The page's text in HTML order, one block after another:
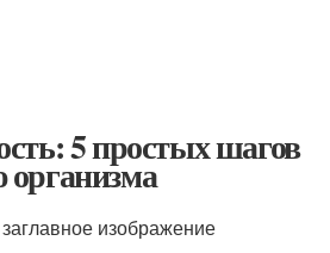
5 простых шагов
изображение